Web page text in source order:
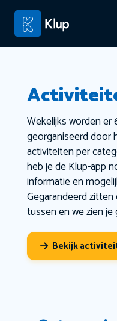
Wekelijks worden
georganiseerd door
activiteiten per
heb je de Klup-app
informatie en
Gegarandeerd
tussen en we zien je
Bekijk